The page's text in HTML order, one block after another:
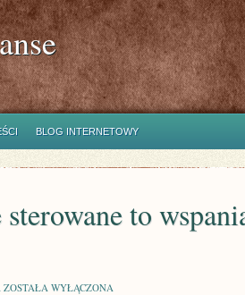
BLOG INTERNETOWY
to
AUTA
ZOSTAŁA WYŁĄCZONA